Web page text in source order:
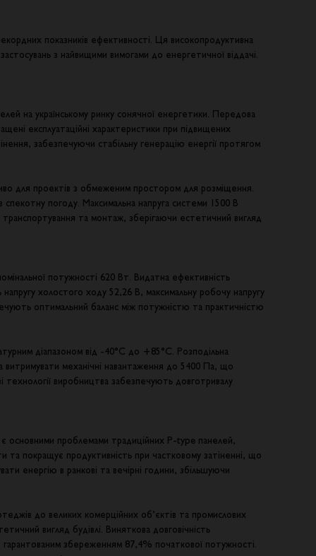
показників ефективності. Ця високопродуктивна
з найвищими вимогами до енергетичної віддачі.
на українському ринку сонячної енергетики. Передова
експлуатаційні характеристики при підвищених
забезпечуючи стабільну генерацію енергії протягом
для проектів з обмеженим простором для розміщення.
погоду. Максимальна напруга системи 1500 В
та монтаж, зберігаючи естетичний вигляд
потужності 620 Вт. Видатна ефективність
холостого ходу 52,26 В, максимальну робочу напругу
оптимальний баланс між потужністю та практичністю
діапазоном від -40°C до +85°C. Розподільна
витримувати механічні навантаження до 5400 Па, що
виробництва забезпечують довготривалу
основними проблемами традиційних P-type панелей,
та покращує продуктивність при частковому затіненні, що
енергію в ранкові та вечірні години, збільшуючи
до великих комерційних об’єктів та промислових
вигляд будівлі. Виняткова довговічність
гарантованим збереженням 87,4% початкової потужності.